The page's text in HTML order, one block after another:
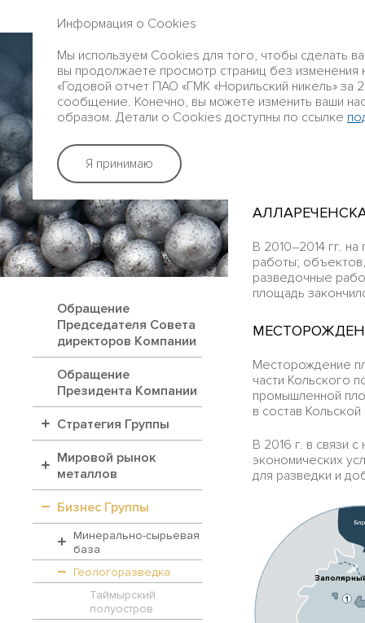
ГОДОВОЙ ОТЧЕТ 2016
Профиль
Группы
Обращение
Председателя Совета
директоров Компании
Обращение
Президента Компании
Стратегия Группы
Мировой рынок
металлов
Бизнес Группы
Минерально-сырьевая
база
Геологоразведка
Таймырский
полуостров
В 2010–2014 гг.
работы;
разведочные
площадь
Месторождение
части Кольского
промышленной
в состав
В 2016 г. в связи
экономических
для разведки и
1
Информация о Cookies
Мы используем Cookies для того, чтобы сделать
вы продолжаете просмотр страниц без изменения
«Годовой отчет ПАО «ГМК «Норильский никель» за
сообщение. Конечно, вы можете изменить ваши
образом. Детали о Cookies доступны по ссылке
Я принимаю